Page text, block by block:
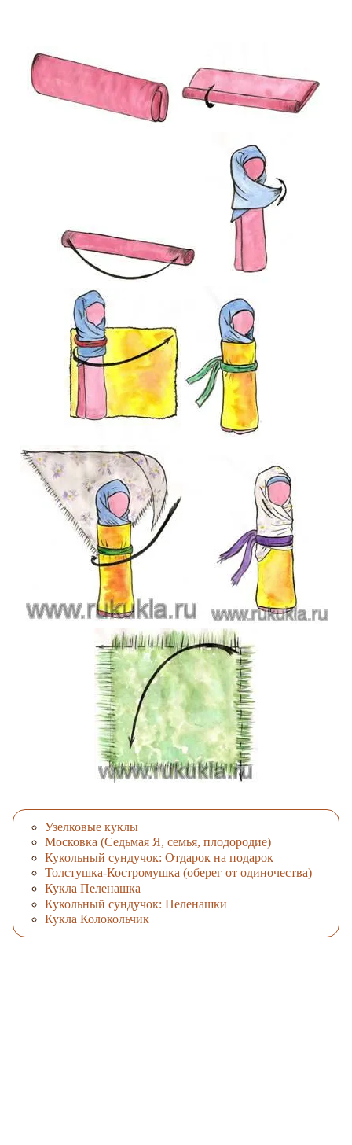
Узелковые куклы
Московка (Седьмая Я, семья, плодородие)
Кукольный сундучок: Отдарок на подарок
Толстушка-Костромушка (оберег от одиночества)
Кукла Пеленашка
Кукольный сундучок: Пеленашки
Кукла Колокольчик